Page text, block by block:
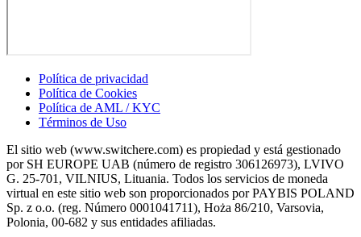
Política de privacidad
Política de Cookies
Política de AML / KYC
Términos de Uso
El sitio web (www.switchere.com) es propiedad y está gestionado
por SH EUROPE UAB (número de registro 306126973), LVIVO
G. 25-701, VILNIUS, Lituania. Todos los servicios de moneda
virtual en este sitio web son proporcionados por PAYBIS POLAND
Sp. z o.o. (reg. Número 0001041711), Hoża 86/210, Varsovia,
Polonia, 00-682 y sus entidades afiliadas.